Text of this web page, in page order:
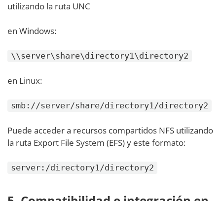
utilizando la ruta UNC
en Windows:
\\server\share\directory1\directory2
en Linux:
smb://server/share/directory1/directory2
Puede acceder a recursos compartidos NFS utilizando
la ruta Export File System (EFS) y este formato:
server:/directory1/directory2